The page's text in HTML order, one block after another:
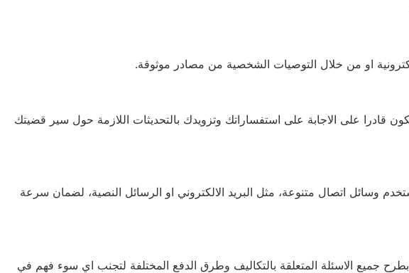
او من خلال التوصيات الشخصية من مصادر موثوقة.
على الاجابة على استفساراتك وتزويدك بالتحديثات اللازمة حول سير قضيتك
وسائل اتصال متنوعة، مثل البريد الالكتروني او الرسائل النصية، لضمان سرعة
جميع الاسئلة المتعلقة بالتكاليف وطرق الدفع المختلفة لتجنب اي سوء فهم في